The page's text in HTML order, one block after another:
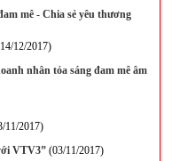
mê - Chia sẻ yêu thương
12/2017)
nhân tỏa sáng đam mê âm
11/2017)
VTV3”(03/11/2017)